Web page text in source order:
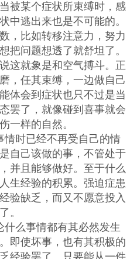
被某个症状所束缚时，感
中逃出来也是不可能的。
，比如转移注意力，努力
把问题想透了就舒坦了。
这就象是和空气搏斗。正
，任其束缚，一边做自己
体会到症状也只不过是当
罢了，就像碰到喜事就会
一样的自然。
情时已经不再受自己的情
自己该做的事，不管处于
并且能够做好。至于什么
生经验的积累。强迫症患
验缺乏，而又不愿意投入
。
什么事情都有其必然发生
即使坏事，也有其积极的
经验罢了。只要能从一件